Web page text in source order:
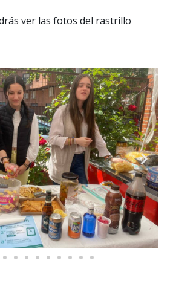
ver las fotos del rastrillo